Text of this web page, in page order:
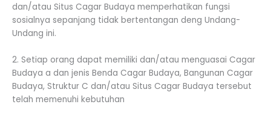
dan/atau Situs Cagar Budaya memperhatikan fungsi
sosialnya sepanjang tidak bertentangan deng Undang-
Undang ini.
2. Setiap orang dapat memiliki dan/atau menguasai Cagar
Budaya a dan jenis Benda Cagar Budaya, Bangunan Cagar
Budaya, Struktur C dan/atau Situs Cagar Budaya tersebut
telah memenuhi kebutuhan